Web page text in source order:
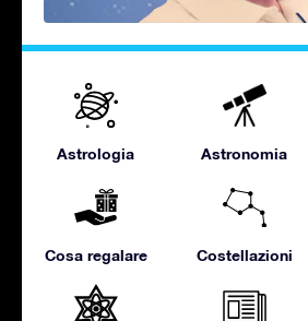
Astrologia Astronomia
Cosa regalare Costellazioni